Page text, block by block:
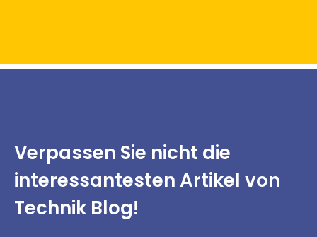
Verpassen Sie nicht die
interessantestenArtikel von
Technik Blog!